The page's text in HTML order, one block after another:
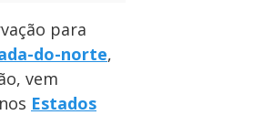
para
do-norte,
vem
Estados